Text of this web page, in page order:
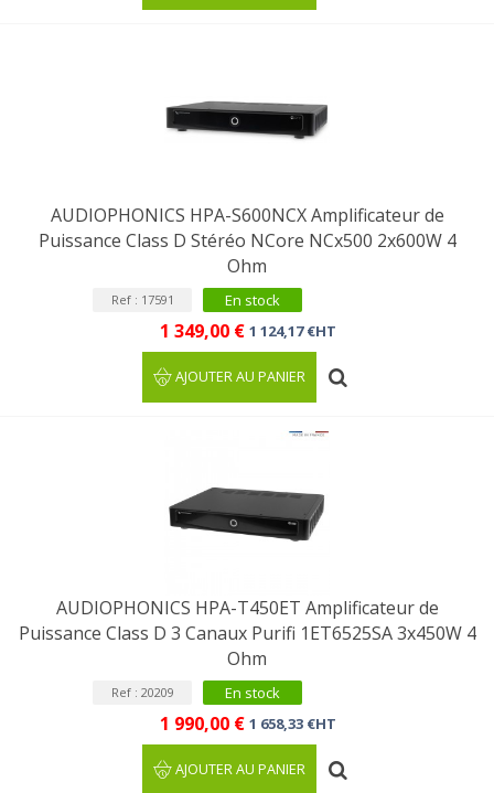
AUDIOPHONICS HPA-S600NCX Amplificateur de
Puissance Class D Stéréo NCore NCx500 2x600W 4
Ohm
Ref : 17591 En stock
1 349,00 € 1 124,17 €HT
AJOUTER AU PANIER
AUDIOPHONICS HPA-T450ET Amplificateur de
Puissance Class D 3 Canaux Purifi 1ET6525SA 3x450W 4
Ohm
Ref : 20209 En stock
1 990,00 € 1 658,33 €HT
AJOUTER AU PANIER